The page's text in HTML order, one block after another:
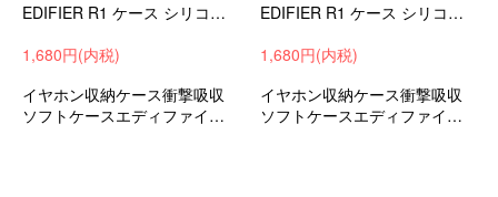
EDIFIER R1 ケース シリコン シンプル 保護カバー ワイヤレスイヤホン おすすめ おしゃれ カバー 傷防止 ケース エディファイア R1
1,680円(内税)
イヤホン収納ケース衝撃吸収
ソフトケースエディファイアR
EDIFIER R1 ケース シリコン シンプル カラビナ付き 保護カバー ワイヤレスイヤホン おすすめ おしゃれ カバー 傷防止 ケース
1,680円(内税)
イヤホン収納ケース衝撃吸収
ソフトケースエディファイアR